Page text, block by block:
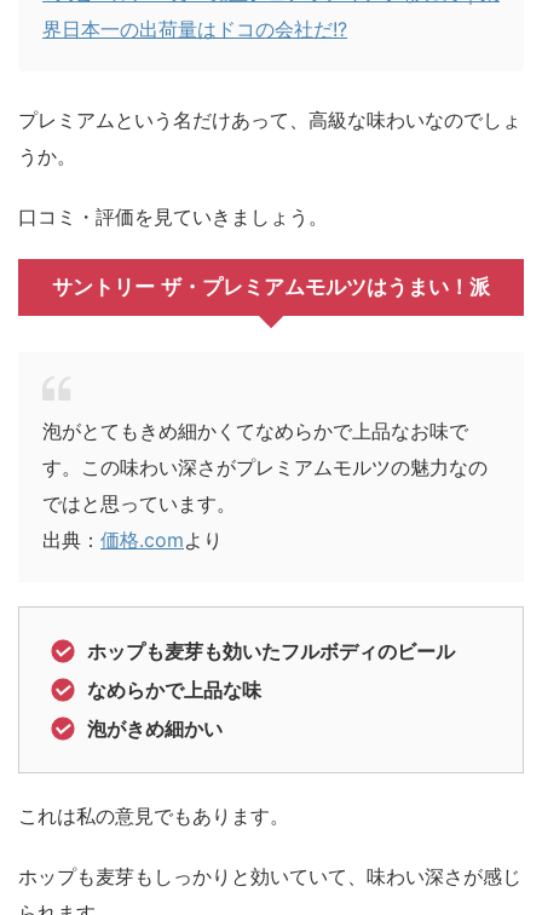
界日本一の出荷量はドコの会社だ!?
プレミアムという名だけあって、高級な味わいなのでしょ
うか。
口コミ・評価を見ていきましょう。
サントリー ザ・プレミアムモルツはうまい！派
泡がとてもきめ細かくてなめらかで上品なお味で
す。この味わい深さがプレミアムモルツの魅力なの
ではと思っています。
出典： 価格.comより
ホップも麦芽も効いたフルボディのビール
なめらかで上品な味
泡がきめ細かい
これは私の意見でもあります。
ホップも麦芽もしっかりと効いていて、味わい深さが感じ